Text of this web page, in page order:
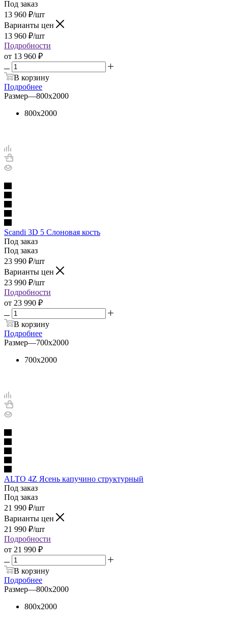
Под заказ
13 960 ₽/шт
Варианты цен
13 960 ₽/шт
Подробности
от 13 960 ₽
В корзину
Подробнее
Размер—800х2000
800х2000
Scandi 3D 5 Слоновая кость
Под заказ
Под заказ
23 990 ₽/шт
Варианты цен
23 990 ₽/шт
Подробности
от 23 990 ₽
В корзину
Подробнее
Размер—700х2000
700х2000
ALTO 4Z Ясень капучино структурный
Под заказ
Под заказ
21 990 ₽/шт
Варианты цен
21 990 ₽/шт
Подробности
от 21 990 ₽
В корзину
Подробнее
Размер—800х2000
800х2000